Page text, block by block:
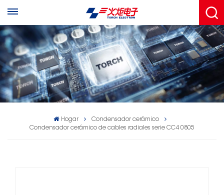
Hogar
Condensador cerámico
Condensador cerámico de cables radiales serie CC4 0805